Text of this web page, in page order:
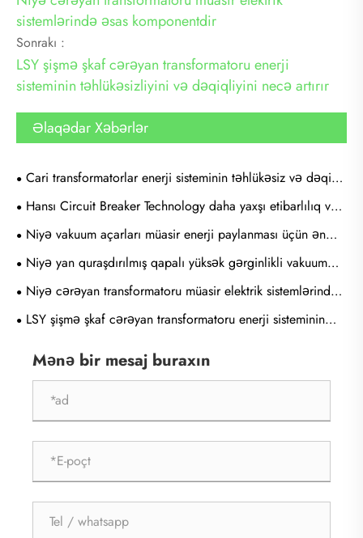
sistemlərində əsas komponentdir
Sonrakı :
LSY şişmə şkaf cərəyan transformatoru enerji
sisteminin təhlükəsizliyini və dəqiqliyini necə artırır
Əlaqədar Xəbərlər
Cari transformatorlar enerji sisteminin təhlükəsiz və dəqiq
monitorinqini necə təmin edir?
Hansı Circuit Breaker Technology daha yaxşı etibarlılıq və
daha az ətraf mühitə təsir göstərir?
Niyə vakuum açarları müasir enerji paylanması üçün ən
ağıllı seçimdir?
Niyə yan quraşdırılmış qapalı yüksək gərginlikli vakuum
açarı müasir enerji paylama sistemləri üçün vacib olur
Niyə cərəyan transformatoru müasir elektrik sistemlərində
əsas komponentdir
LSY şişmə şkaf cərəyan transformatoru enerji sisteminin
Mənə bir mesaj buraxın